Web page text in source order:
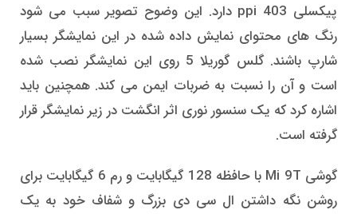
پیکسلی ppi 403 دارد. این وضوح تصویر سبب می شود
رنگ های محتوای نمایش داده شده در این نمایشگر بسیار
شارپ باشند. گلس گوریلا 5 روی این نمایشگر نصب شده
است و آن را نسبت به ضربات ایمن می کند. همچنین باید
اشاره کرد که یک سنسور نوری اثر انگشت در زیر نمایشگر قرار
گرفته است.
گوشی Mi 9T با حافظه 128 گیگابایت و رم 6 گیگابایت برای
روشن نگه داشتن ال سی دی بزرگ و شفاف خود به یک